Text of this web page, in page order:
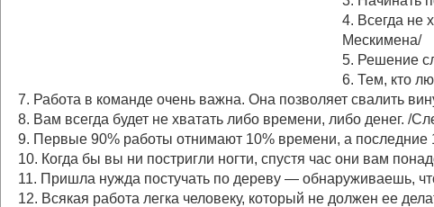
4. Всегда не
Мескимена/
5. Решение
6. Тем, кто
7. Работа в команде очень важна. Она позволяет свалить
8. Вам всегда будет не хватать либо времени, либо денег. /
9. Первые 90% работы отнимают 10% времени, а
10. Когда бы вы ни постригли ногти, спустя час они вам
11. Пришла нужда постучать по дереву — обнаруживаешь,
12. Всякая работа легка человеку, который не должен ее